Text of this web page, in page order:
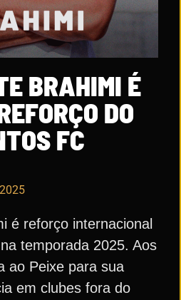
BRAHIMI É
DO
FC
é reforço internacional
temporada 2025. Aos
ao Peixe para sua
em clubes fora do